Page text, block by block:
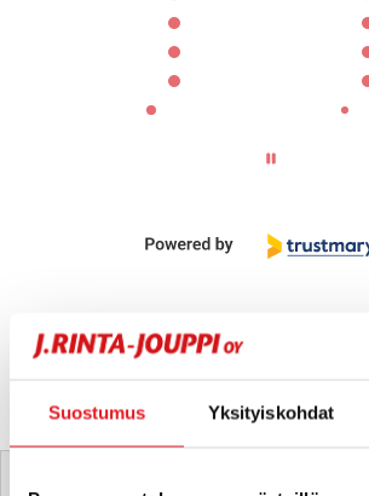
Suostumus Yksityiskohdat
Tätä ajoneuvoa myy